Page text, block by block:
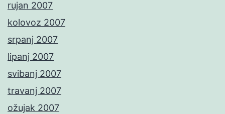
rujan 2007
kolovoz 2007
srpanj 2007
lipanj 2007
svibanj 2007
travanj 2007
ožujak 2007